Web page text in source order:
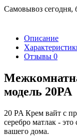
Самовывоз сегодня,
Описание
Отзывы 0
модель 20PA
20 PA Крем вайт с
серебро матлак -
вашего дома.